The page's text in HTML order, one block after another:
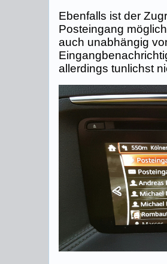
Ebenfalls ist der
Posteingang
auch unabhängig
allerdings tunlichst